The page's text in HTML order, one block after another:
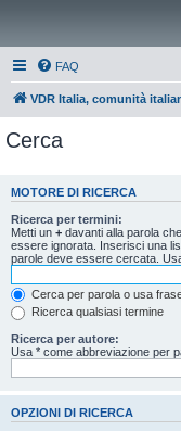
FAQ
VDR Italia, comunità
Cerca
MOTORE DI RICERCA
Ricerca per termini:
Metti un + davanti alla parola
essere ignorata. Inserisci una
parole deve essere cercata.
Cerca per parola o usa
Ricerca qualsiasi termine
Ricerca per autore:
Usa * come abbreviazione per
OPZIONI DI RICERCA